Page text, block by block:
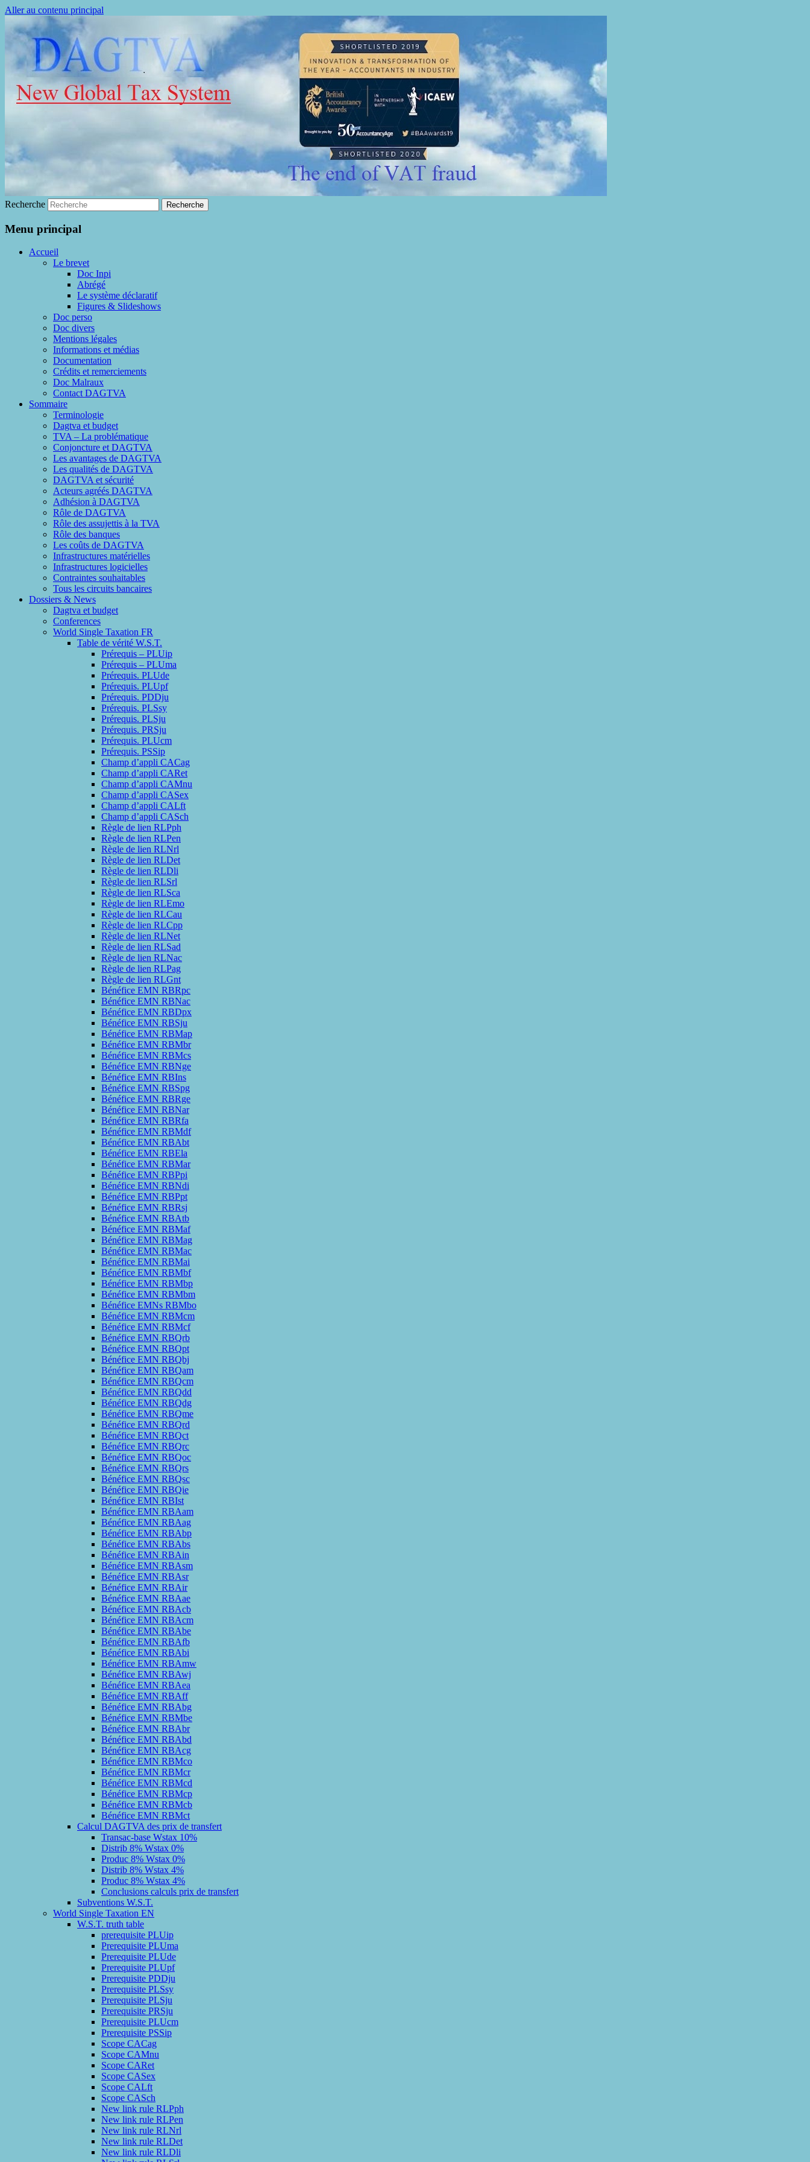
Aller au contenu principal
DAGTVA
La fin de la fraude à la TVA
Recherche
Menu principal
Accueil
Le brevet
Doc Inpi
Abrégé
Le système déclaratif
Figures & Slideshows
Doc perso
Doc divers
Mentions légales
Informations et médias
Documentation
Crédits et remerciements
Doc Malraux
Contact DAGTVA
Sommaire
Terminologie
Dagtva et budget
TVA – La problématique
Conjoncture et DAGTVA
Les avantages de DAGTVA
Les qualités de DAGTVA
DAGTVA et sécurité
Acteurs agréés DAGTVA
Adhésion à DAGTVA
Rôle de DAGTVA
Rôle des assujettis à la TVA
Rôle des banques
Les coûts de DAGTVA
Infrastructures matérielles
Infrastructures logicielles
Contraintes souhaitables
Tous les circuits bancaires
Dossiers & News
Dagtva et budget
Conferences
World Single Taxation FR
Table de vérité W.S.T.
Prérequis – PLUip
Prérequis – PLUma
Prérequis. PLUde
Prérequis. PLUpf
Prérequis. PDDju
Prérequis. PLSsy
Prérequis. PLSju
Prérequis. PRSju
Prérequis. PLUcm
Prérequis. PSSip
Champ d’appli CACag
Champ d’appli CARet
Champ d’appli CAMnu
Champ d’appli CASex
Champ d’appli CALft
Champ d’appli CASch
Règle de lien RLPph
Règle de lien RLPen
Règle de lien RLNrl
Règle de lien RLDet
Règle de lien RLDli
Règle de lien RLSrl
Règle de lien RLSca
Règle de lien RLEmo
Règle de lien RLCau
Règle de lien RLCpp
Règle de lien RLNet
Règle de lien RLSad
Règle de lien RLNac
Règle de lien RLPag
Règle de lien RLGnt
Bénéfice EMN RBRpc
Bénéfice EMN RBNac
Bénéfice EMN RBDpx
Bénéfice EMN RBSju
Bénéfice EMN RBMap
Bénéfice EMN RBMbr
Bénéfice EMN RBMcs
Bénéfice EMN RBNge
Bénéfice EMN RBIns
Bénéfice EMN RBSpg
Bénéfice EMN RBRge
Bénéfice EMN RBNar
Bénéfice EMN RBRfa
Bénéfice EMN RBMdf
Bénéfice EMN RBAbt
Bénéfice EMN RBEla
Bénéfice EMN RBMar
Bénéfice EMN RBPpi
Bénéfice EMN RBNdi
Bénéfice EMN RBPpt
Bénéfice EMN RBRsj
Bénéfice EMN RBAtb
Bénéfice EMN RBMaf
Bénéfice EMN RBMag
Bénéfice EMN RBMac
Bénéfice EMN RBMai
Bénéfice EMN RBMbf
Bénéfice EMN RBMbp
Bénéfice EMN RBMbm
Bénéfice EMNs RBMbo
Bénéfice EMN RBMcm
Bénéfice EMN RBMcf
Bénéfice EMN RBQrb
Bénéfice EMN RBQpt
Bénéfice EMN RBQbj
Bénéfice EMN RBQam
Bénéfice EMN RBQcm
Bénéfice EMN RBQdd
Bénéfice EMN RBQdg
Bénéfice EMN RBQme
Bénéfice EMN RBQrd
Bénéfice EMN RBQct
Bénéfice EMN RBQrc
Bénéfice EMN RBQoc
Bénéfice EMN RBQrs
Bénéfice EMN RBQsc
Bénéfice EMN RBQie
Bénéfice EMN RBIst
Bénéfice EMN RBAam
Bénéfice EMN RBAag
Bénéfice EMN RBAbp
Bénéfice EMN RBAbs
Bénéfice EMN RBAin
Bénéfice EMN RBAsm
Bénéfice EMN RBAsr
Bénéfice EMN RBAir
Bénéfice EMN RBAae
Bénéfice EMN RBAcb
Bénéfice EMN RBAcm
Bénéfice EMN RBAbe
Bénéfice EMN RBAfb
Bénéfice EMN RBAbi
Bénéfice EMN RBAmw
Bénéfice EMN RBAwj
Bénéfice EMN RBAea
Bénéfice EMN RBAff
Bénéfice EMN RBAbg
Bénéfice EMN RBMbe
Bénéfice EMN RBAbr
Bénéfice EMN RBAbd
Bénéfice EMN RBAcg
Bénéfice EMN RBMco
Bénéfice EMN RBMcr
Bénéfice EMN RBMcd
Bénéfice EMN RBMcp
Bénéfice EMN RBMcb
Bénéfice EMN RBMct
Calcul DAGTVA des prix de transfert
Transac-base Wstax 10%
Distrib 8% Wstax 0%
Produc 8% Wstax 0%
Distrib 8% Wstax 4%
Produc 8% Wstax 4%
Conclusions calculs prix de transfert
Subventions W.S.T.
World Single Taxation EN
W.S.T. truth table
prerequisite PLUip
Prerequisite PLUma
Prerequisite PLUde
Prerequisite PLUpf
Prerequisite PDDju
Prerequisite PLSsy
Prerequisite PLSju
Prerequisite PRSju
Prerequisite PLUcm
Prerequisite PSSip
Scope CACag
Scope CAMnu
Scope CARet
Scope CASex
Scope CALft
Scope CASch
New link rule RLPph
New link rule RLPen
New link rule RLNrl
New link rule RLDet
New link rule RLDli